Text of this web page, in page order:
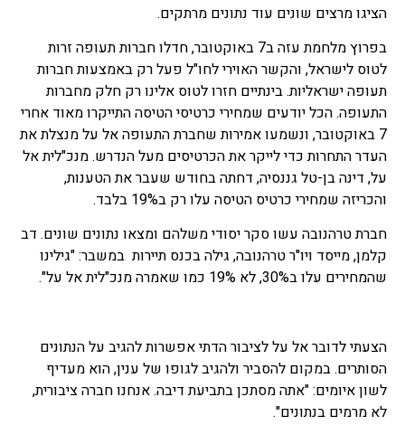
הציגו מרצים שונים עוד נתונים מרתקים.
בפרוץ מלחמת עזה ב7 באוקטובר, חדלו חברות תעופה זרות
לטוס לישראל, והקשר האוירי לחו"ל פעל רק באמצעות חברות
תעופה ישראליות. בינתיים חזרו לטוס אלינו רק חלק מחברות
התעופה. הכל יודעים שמחירי כרטיסי הטיסה התייקרו מאוד אחרי
7 באוקטובר, ונשמעו אמירות שחברת התעופה אל על מנצלת את
העדר התחרות כדי לייקר את הכרטיסים מעל הנדרש. מנכ"לית אל
על, דינה בן-טל גננסיה, דחתה בחודש שעבר את הטענות,
והכריזה שמחירי כרטיס הטיסה עלו רק ב19% בלבד.
חברת טרהנובה עשו סקר יסודי משלהם ומצאו נתונים שונים. דב
קלמן, מייסד ויו"ר טרהנובה, גילה בכנס תיירות במשבר: "גילינו
שהמחירים עלו ב30%, לא 19% כמו שאמרה מנכ"לית אל על".
הצעתי לדובר אל על לציבור הדתי אפשרות להגיב על הנתונים
הסותרים. במקום להסביר ולהגיב לגופו של ענין, הוא מעדיף
לשון איומים: "אתה מסתכן בתביעת דיבה. אנחנו חברה ציבורית,
לא מרמים בנתונים".